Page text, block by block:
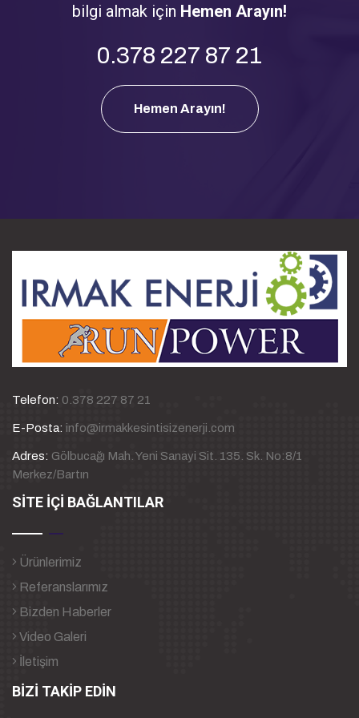
bilgi almak için Hemen Arayın!
0.378 227 87 21
Hemen Arayın!
Telefon: 0.378 227 87 21
E-Posta: info@irmakkesintisizenerji.com
Adres: Gölbucağı Mah. Yeni Sanayi Sit. 135. Sk. No:8/1
Merkez/Bartın
SİTE İÇİ BAĞLANTILAR
Ürünlerimiz
Referanslarımız
Bizden Haberler
Video Galeri
İletişim
BİZİ TAKİP EDİN